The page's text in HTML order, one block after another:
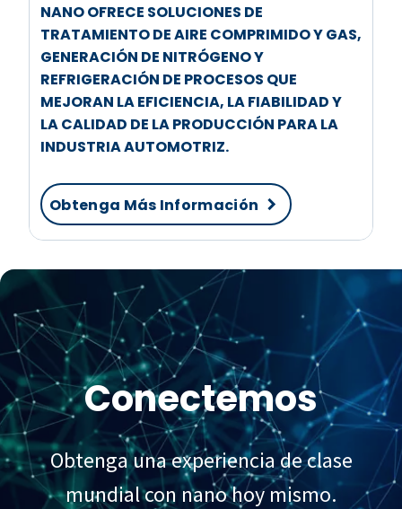
NANO OFRECE SOLUCIONES DE
TRATAMIENTO DE AIRE COMPRIMIDO Y GAS,
GENERACIÓN DE NITRÓGENO Y
REFRIGERACIÓN DE PROCESOS QUE
MEJORAN LA EFICIENCIA, LA FIABILIDAD Y
LA CALIDAD DE LA PRODUCCIÓN PARA LA
INDUSTRIA AUTOMOTRIZ.
Obtenga Más Información
Conectemos
Obtenga una experiencia de clase
mundial con nano hoy mismo.